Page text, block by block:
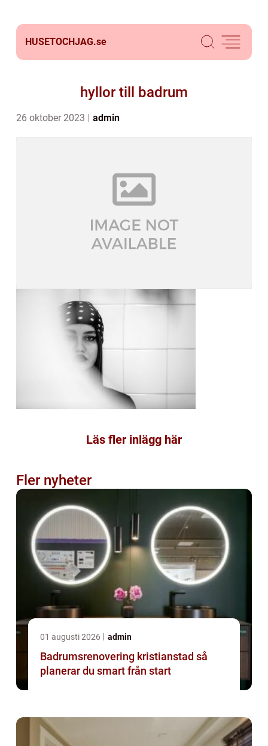
HUSETOCHJAG.se
hyllor till badrum
26 oktober 2023 admin
Läs fler inlägg här
Fler nyheter
01 augusti 2026 admin
Badrumsrenovering kristianstad så
planerar du smart från start